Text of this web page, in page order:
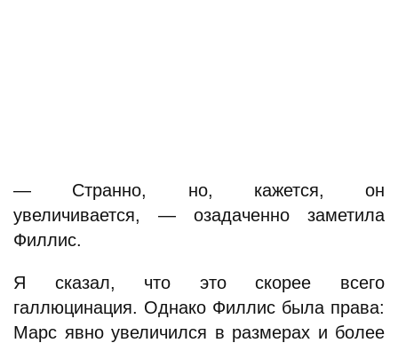
— Странно, но, кажется, он
увеличивается, — озадаченно заметила
Филлис.
Я сказал, что это скорее всего
галлюцинация. Однако Филлис была права:
Марс явно увеличился в размерах и более